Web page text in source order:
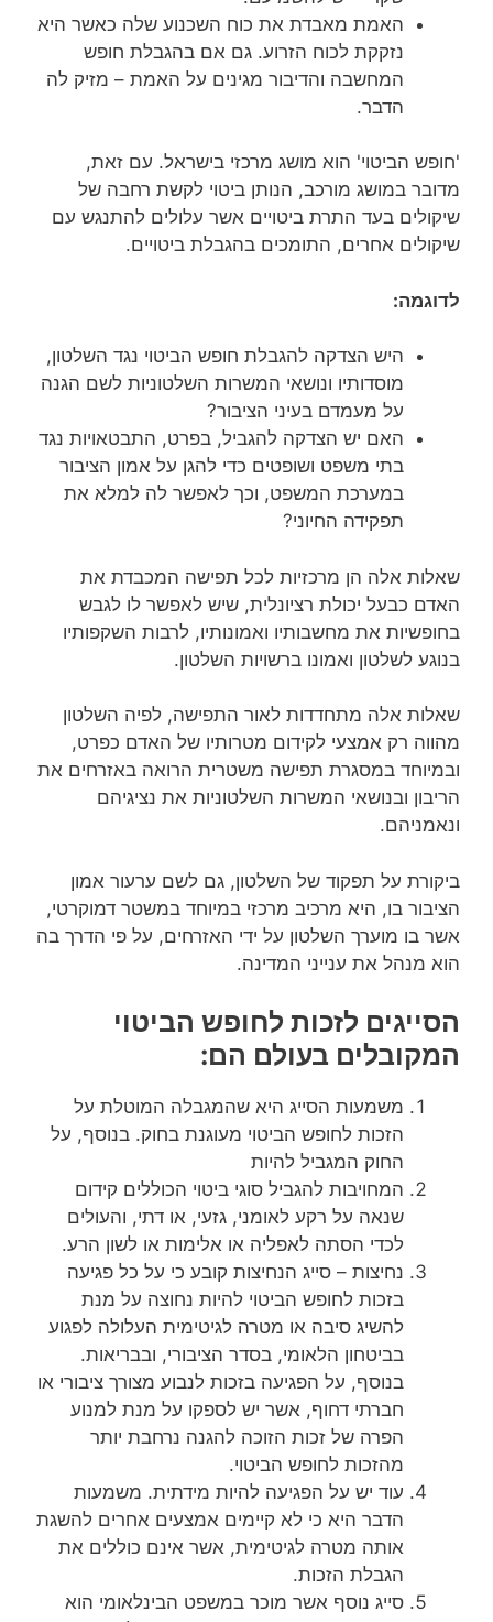
האמת מאבדת את כוח השכנוע שלה כאשר היא
נזקקת לכוח הזרוע. גם אם בהגבלת חופש
המחשבה והדיבור מגינים על האמת – מזיק לה
הדבר.
'חופש הביטוי' הוא מושג מרכזי בישראל. עם זאת,
מדובר במושג מורכב, הנותן ביטוי לקשת רחבה של
שיקולים בעד התרת ביטויים אשר עלולים להתנגש עם
שיקולים אחרים, התומכים בהגבלת ביטויים.
לדוגמה:
היש הצדקה להגבלת חופש הביטוי נגד השלטון,
מוסדותיו ונושאי המשרות השלטוניות לשם הגנה
על מעמדם בעיני הציבור?
האם יש הצדקה להגביל, בפרט, התבטאויות נגד
בתי משפט ושופטים כדי להגן על אמון הציבור
במערכת המשפט, וכך לאפשר לה למלא את
תפקידה החיוני?
שאלות אלה הן מרכזיות לכל תפישה המכבדת את
האדם כבעל יכולת רציונלית, שיש לאפשר לו לגבש
בחופשיות את מחשבותיו ואמונותיו, לרבות השקפותיו
בנוגע לשלטון ואמונו ברשויות השלטון.
שאלות אלה מתחדדות לאור התפישה, לפיה השלטון
מהווה רק אמצעי לקידום מטרותיו של האדם כפרט,
ובמיוחד במסגרת תפישה משטרית הרואה באזרחים את
הריבון ובנושאי המשרות השלטוניות את נציגיהם
ונאמניהם.
ביקורת על תפקוד של השלטון, גם לשם ערעור אמון
הציבור בו, היא מרכיב מרכזי במיוחד במשטר דמוקרטי,
אשר בו מוערך השלטון על ידי האזרחים, על פי הדרך בה
הוא מנהל את ענייני המדינה.
הסייגים לזכות לחופש הביטוי
המקובלים בעולם הם:
משמעות הסייג היא שהמגבלה המוטלת על
הזכות לחופש הביטוי מעוגנת בחוק. בנוסף, על
החוק המגביל להיות
המחויבות להגביל סוגי ביטוי הכוללים קידום
שנאה על רקע לאומני, גזעי, או דתי, והעולים
לכדי הסתה לאפליה או אלימות או לשון הרע.
נחיצות – סייג הנחיצות קובע כי על כל פגיעה
בזכות לחופש הביטוי להיות נחוצה על מנת
להשיג סיבה או מטרה לגיטימית העלולה לפגוע
בביטחון הלאומי, בסדר הציבורי, ובבריאות.
בנוסף, על הפגיעה בזכות לנבוע מצורך ציבורי או
חברתי דחוף, אשר יש לספקו על מנת למנוע
הפרה של זכות הזוכה להגנה נרחבת יותר
מהזכות לחופש הביטוי.
עוד יש על הפגיעה להיות מידתית. משמעות
הדבר היא כי לא קיימים אמצעים אחרים להשגת
אותה מטרה לגיטימית, אשר אינם כוללים את
הגבלת הזכות.
סייג נוסף אשר מוכר במשפט הבינלאומי הוא